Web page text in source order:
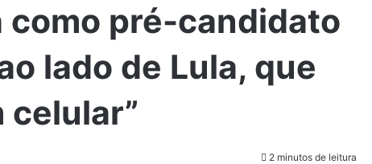
como pré-candidato
lado de Lula, que
celular”
2 minutos de leitura